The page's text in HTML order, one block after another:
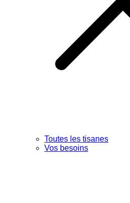
Toutes les tisanes
Vos besoins